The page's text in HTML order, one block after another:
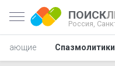
ПОИСК
Россия,